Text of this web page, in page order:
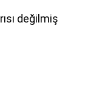
değilmiş